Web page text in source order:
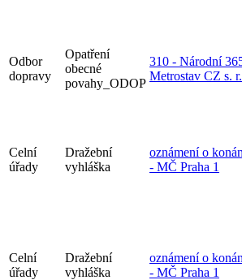
Odbor
dopravy
Opatření
obecné
povahy_ODOP
310 - Národní
Metrostav CZ s.
Celní
úřady
Dražební
vyhláška
oznámení o
- MČ Praha 1
Celní
úřady
Dražební
vyhláška
oznámení o
- MČ Praha 1